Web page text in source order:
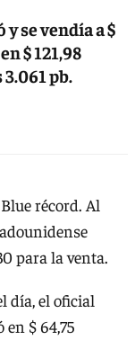
se vendía a $
$ 121,98
pb.
récord. Al
para la venta.
día, el oficial
$ 64,75